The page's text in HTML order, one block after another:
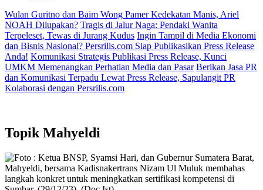
Wulan Guritno dan Baim Wong Pamer Kedekatan Manis, Ariel
NOAH Dilupakan? Tragis di Jalur Naga: Pendaki Wanita
Terpeleset, Tewas di Jurang Kudus Ingin Tampil di Media Ekonomi
dan Bisnis Nasional? Persrilis.com Siap Publikasikan Press Release
Anda! Komunikasi Strategis Publikasi Press Release, Kunci
UMKM Memenangkan Perhatian Media dan Pasar Berikan Jasa PR
dan Komunikasi Terpadu Lewat Press Release, Sapulangit PR
Kolaborasi dengan Persrilis.com
Topik Mahyeldi